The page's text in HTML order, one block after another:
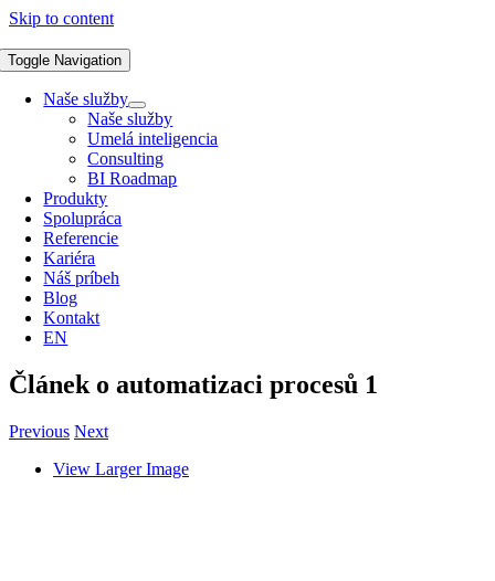
Skip to content
Toggle Navigation
Naše služby
Naše služby
Umelá inteligencia
Consulting
BI Roadmap
Produkty
Spolupráca
Referencie
Kariéra
Náš príbeh
Blog
Kontakt
EN
Článek o automatizaci procesů 1
Previous Next
View Larger Image